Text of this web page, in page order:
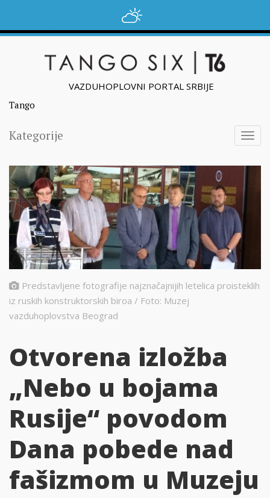
VAZDUHOPLOVNI PORTAL SRBIJE
Tango
Kategorije
Predstavljene fotografije najznačajnijih letelica proisteklih
iz ruskih konstruktorskih biroa / Foto: Muzej
vazduhoplovstva Beograd
Otvorena izložba
„Nebo u bojama
Rusije“ povodom
Dana pobede nad
fašizmom u Muzeju